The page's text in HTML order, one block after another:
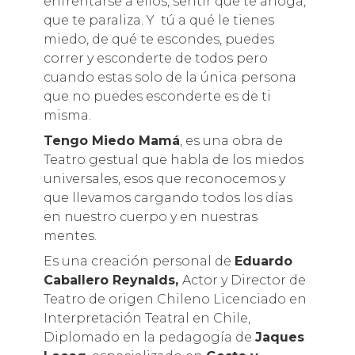
que te paraliza. Y tú a qué le tienes
miedo, de qué te escondes, puedes
correr y esconderte de todos pero
cuando estas solo de la única persona
que no puedes esconderte es de ti
misma.
Tengo Miedo Mamá, es una obra de
Teatro gestual que habla de los miedos
universales, esos que reconocemos y
que llevamos cargando todos los días
en nuestro cuerpo y en nuestras
mentes.
Es una creación personal de Eduardo
Caballero Reynalds, Actor y Director de
Teatro de origen Chileno Licenciado en
Interpretación Teatral en Chile,
Diplomado en la pedagogía de Jaques